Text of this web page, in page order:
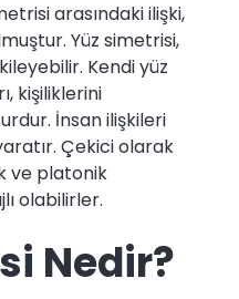
arasındaki ilişki,
Yüz simetrisi,
Kendi yüz
kişiliklerini
İnsan ilişkileri
Çekici olarak
ve platonik
olabilirler.
Nedir?